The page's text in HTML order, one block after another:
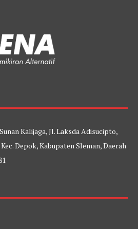
Kalijaga, Jl. Laksda Adisucipto,
Depok, Kabupaten Sleman, Daerah